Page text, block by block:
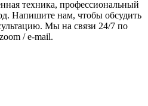
техника, профессиональный
Напишите нам, чтобы обсудить
Мы на связи 24/7 по
/ e-mail.